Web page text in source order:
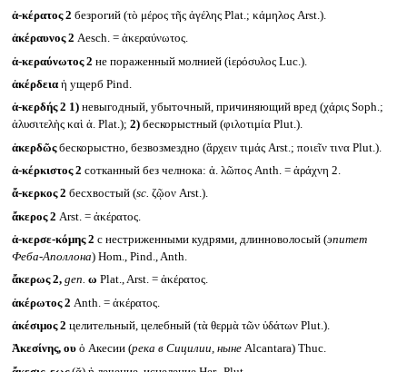
ἀ-κέρατος 2 безрогий (τὸ μέρος τῆς ἀγέλης Plat.; κάμηλος Arst.).
ἀκέραυνος 2 Aesch. = ἀκεραύνωτος.
ἀ-κεραύνωτος 2 не пораженный молнией (ἱερόσυλος Luc.).
ἀκέρδεια ἡ ущерб Pind.
ἀ-κερδής 2 1)невыгодный, убыточный, причиняющий вред (χάρις Soph.;
ἀλυσιτελὴς καὶ ἀ. Plat.); 2)бескорыстный (φιλοτιμία Plut.).
ἀκερδῶςбескорыстно, безвозмездно (ἄρχειν τιμάς Arst.; ποιεῖν τινα Plut.).
ἀ-κέρκιστος 2 сотканный без челнока: ἀ. λῶπος Anth. = ἀράχνη 2.
ἄ-κερκος 2 бесхвостый (sc. ζῷον Arst.).
ἄκερος 2 Arst. = ἀκέρατος.
ἀ-κερσε-κόμης 2 с нестриженными кудрями, длинноволосый (эпитет
Феба-Аполлона) Hom., Pind., Anth.
ἄκερως 2, gen. ω Plat., Arst. = ἀκέρατος.
ἀκέρωτος 2 Anth. = ἀκέρατος.
ἀκέσιμος 2 целительный, целебный (τὰ θερμὰ τῶν ὑδάτων Plut.).
Ἀκεσίνης, ουὁ Акесии (река в Сицилии, нынеAlcantara) Thuc.